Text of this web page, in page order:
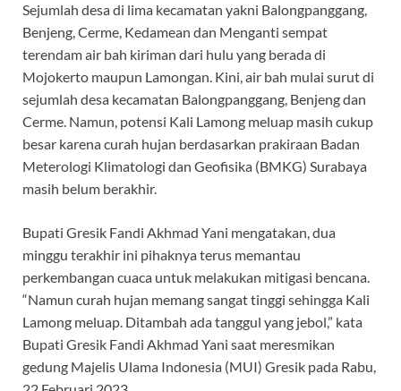
Sejumlah desa di lima kecamatan yakni Balongpanggang,
Benjeng, Cerme, Kedamean dan Menganti sempat
terendam air bah kiriman dari hulu yang berada di
Mojokerto maupun Lamongan. Kini, air bah mulai surut di
sejumlah desa kecamatan Balongpanggang, Benjeng dan
Cerme. Namun, potensi Kali Lamong meluap masih cukup
besar karena curah hujan berdasarkan prakiraan Badan
Meterologi Klimatologi dan Geofisika (BMKG) Surabaya
masih belum berakhir.
Bupati Gresik Fandi Akhmad Yani mengatakan, dua
minggu terakhir ini pihaknya terus memantau
perkembangan cuaca untuk melakukan mitigasi bencana.
“Namun curah hujan memang sangat tinggi sehingga Kali
Lamong meluap. Ditambah ada tanggul yang jebol,” kata
Bupati Gresik Fandi Akhmad Yani saat meresmikan
gedung Majelis Ulama Indonesia (MUI) Gresik pada Rabu,